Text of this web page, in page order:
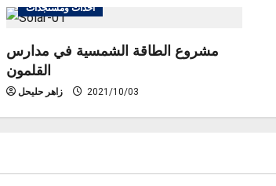
أحداث ومستجدات
مشروع الطاقة الشمسية في مدارس
القلمون
زاهر حليحل 2021/10/03